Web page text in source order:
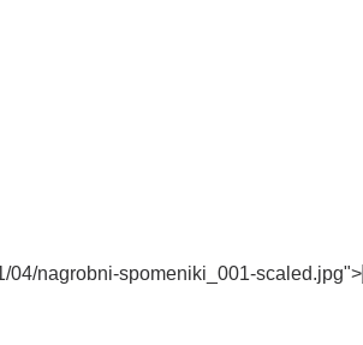
04/nagrobni-spomeniki_001-scaled.jpg">